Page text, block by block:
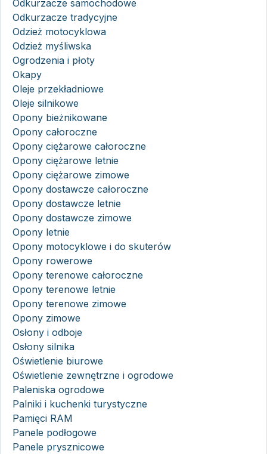
Odkurzacze samochodowe
Odkurzacze tradycyjne
Odzież motocyklowa
Odzież myśliwska
Ogrodzenia i płoty
Okapy
Oleje przekładniowe
Oleje silnikowe
Opony bieżnikowane
Opony całoroczne
Opony ciężarowe całoroczne
Opony ciężarowe letnie
Opony ciężarowe zimowe
Opony dostawcze całoroczne
Opony dostawcze letnie
Opony dostawcze zimowe
Opony letnie
Opony motocyklowe i do skuterów
Opony rowerowe
Opony terenowe całoroczne
Opony terenowe letnie
Opony terenowe zimowe
Opony zimowe
Osłony i odboje
Osłony silnika
Oświetlenie biurowe
Oświetlenie zewnętrzne i ogrodowe
Paleniska ogrodowe
Palniki i kuchenki turystyczne
Pamięci RAM
Panele podłogowe
Panele prysznicowe